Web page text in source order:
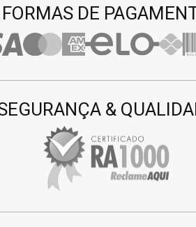
&
FORMAS DE